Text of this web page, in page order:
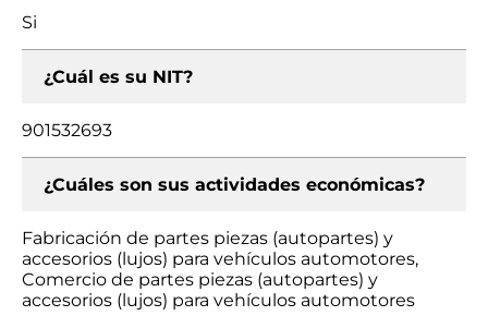
Si
¿Cuál es su NIT?
901532693
¿Cuáles son sus actividades económicas?
Fabricación de partes piezas (autopartes) y
accesorios (lujos) para vehículos automotores,
Comercio de partes piezas (autopartes) y
accesorios (lujos) para vehículos automotores